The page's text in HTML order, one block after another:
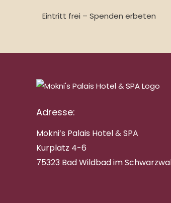
Eintritt frei – Spenden erbeten
Adresse:
Mokni’s Palais Hotel & SPA
Kurplatz 4-6
75323 Bad Wildbad im